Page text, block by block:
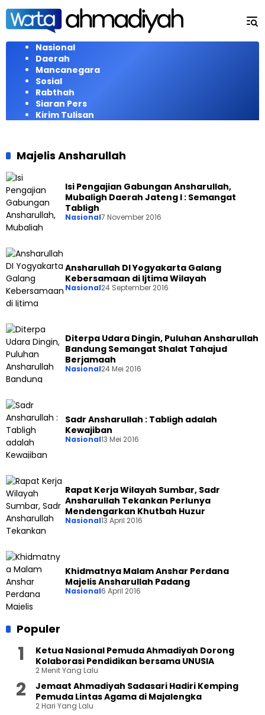
Langsung
konten
Nasional
Daerah
Mancanegara
Sosial
Rabthah
Siaran Pers
Kirim Tulisan
Majelis Ansharullah
Isi Pengajian Gabungan Ansharullah,
Mubaligh Daerah Jateng I : Semangat
Tabligh
Nasional7 November 2016
Ansharullah DI Yogyakarta Galang
Kebersamaan di Ijtima Wilayah
Nasional24 September 2016
Diterpa Udara Dingin, Puluhan Ansharullah
Bandung Semangat Shalat Tahajud
Berjamaah
Nasional24 Mei 2016
Sadr Ansharullah : Tabligh adalah
Kewajiban
Nasional13 Mei 2016
Rapat Kerja Wilayah Sumbar, Sadr
Ansharullah Tekankan Perlunya
Mendengarkan Khutbah Huzur
Nasional13 April 2016
Khidmatnya Malam Anshar Perdana
Majelis Ansharullah Padang
Nasional6 April 2016
Populer
Ketua Nasional Pemuda Ahmadiyah Dorong
Kolaborasi Pendidikan bersama UNUSIA
2 Menit Yang Lalu
Jemaat Ahmadiyah Sadasari Hadiri Kemping
Pemuda Lintas Agama di Majalengka
2 Hari Yang Lalu